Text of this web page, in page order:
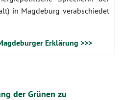
in Magdeburg verabschiedet
Erklärung >>>
der Grünen zu